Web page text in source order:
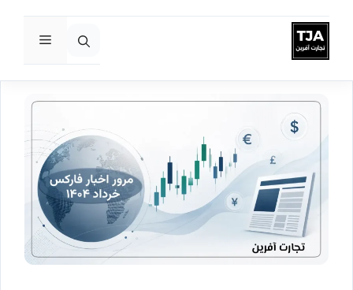
پرش
به
فهرست